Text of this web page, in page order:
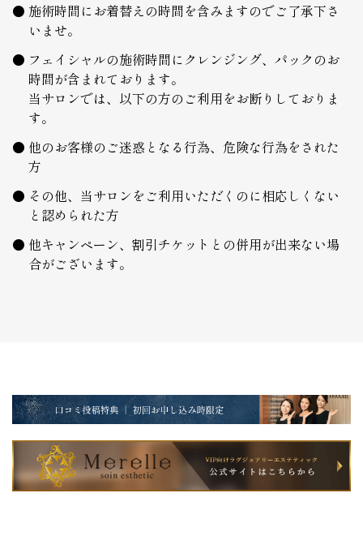
施術時間にお着替えの時間を含みますのでご了承下さ
いませ。
フェイシャルの施術時間にクレンジング、パックのお
時間が含まれております。
当サロンでは、以下の方のご利用をお断りしておりま
す。
他のお客様のご迷惑となる行為、危険な行為をされた
方
その他、当サロンをご利用いただくのに相応しくない
と認められた方
他キャンペーン、割引チケットとの併用が出来ない場
合がございます。